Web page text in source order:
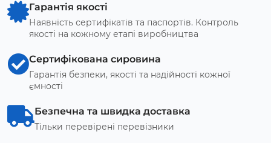
Гарантія якості
Наявність сертифікатів та паспортів. Контроль
якості на кожному етапі виробництва
Сертифікована сировина
Гарантія безпеки, якості та надійності кожної
ємності
Безпечна та швидка доставка
Тільки перевірені перевізники